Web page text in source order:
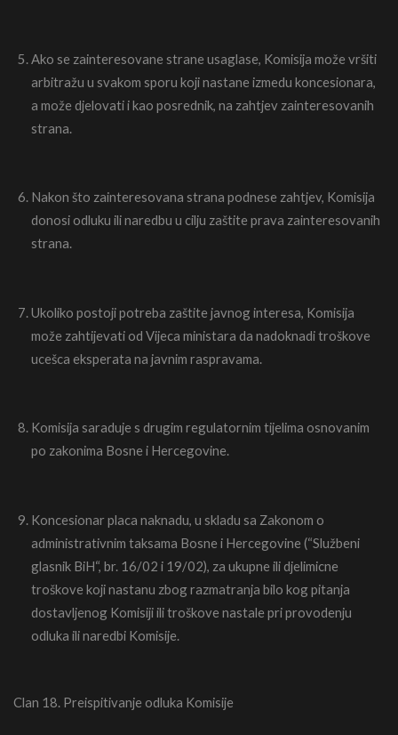
Ako se zainteresovane strane usaglase, Komisija može vršiti
arbitražu u svakom sporu koji nastane izmedu koncesionara,
a može djelovati i kao posrednik, na zahtjev zainteresovanih
strana.
Nakon što zainteresovana strana podnese zahtjev, Komisija
donosi odluku ili naredbu u cilju zaštite prava zainteresovanih
strana.
Ukoliko postoji potreba zaštite javnog interesa, Komisija
može zahtijevati od Vijeca ministara da nadoknadi troškove
ucešca eksperata na javnim raspravama.
Komisija saraduje s drugim regulatornim tijelima osnovanim
po zakonima Bosne i Hercegovine.
Koncesionar placa naknadu, u skladu sa Zakonom o
administrativnim taksama Bosne i Hercegovine (“Službeni
glasnik BiH“, br. 16/02 i 19/02), za ukupne ili djelimicne
troškove koji nastanu zbog razmatranja bilo kog pitanja
dostavljenog Komisiji ili troškove nastale pri provodenju
odluka ili naredbi Komisije.
Clan 18. Preispitivanje odluka Komisije